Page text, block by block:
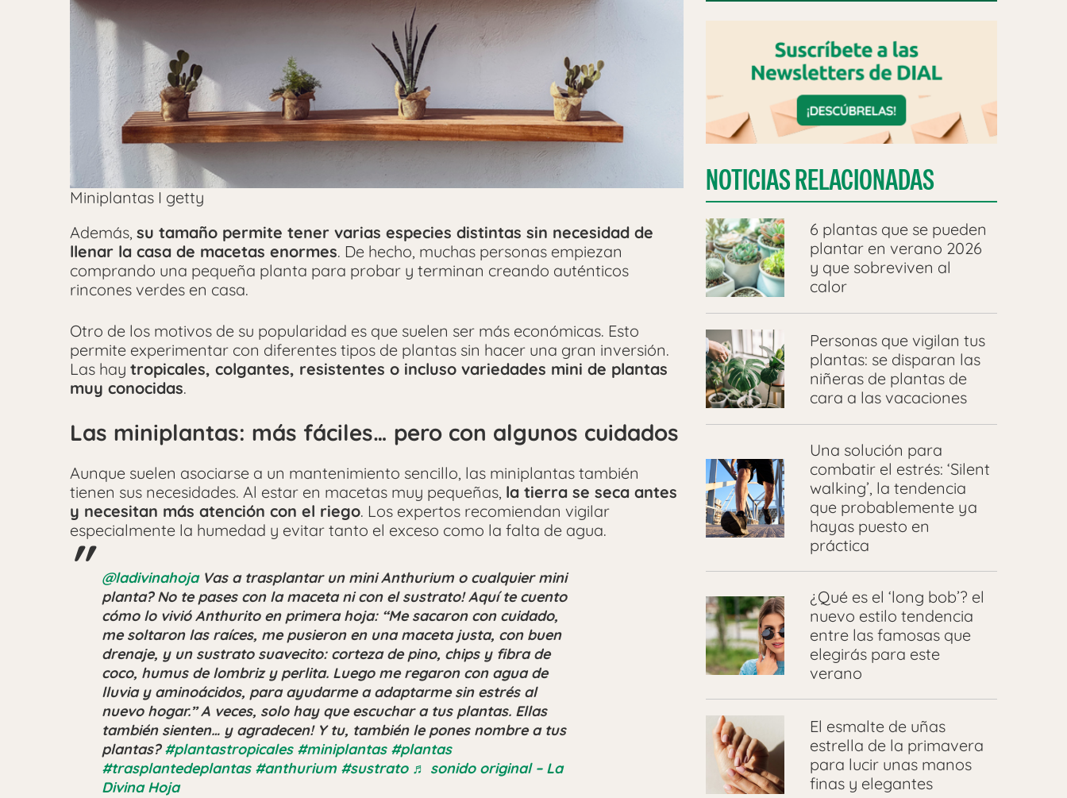
Miniplantas I getty
Además, su tamaño permite tener varias especies distintas sin necesidad de
llenar la casa de macetas enormes. De hecho, muchas personas empiezan
comprando una pequeña planta para probar y terminan creando auténticos
rincones verdes en casa.
Otro de los motivos de su popularidad es que suelen ser más económicas. Esto
permite experimentar con diferentes tipos de plantas sin hacer una gran inversión.
Las hay tropicales, colgantes, resistentes o incluso variedades mini de plantas
muy conocidas.
Las miniplantas: más fáciles… pero con algunos cuidados
Aunque suelen asociarse a un mantenimiento sencillo, las miniplantas también
tienen sus necesidades. Al estar en macetas muy pequeñas, la tierra se seca antes
y necesitan más atención con el riego. Los expertos recomiendan vigilar
especialmente la humedad y evitar tanto el exceso como la falta de agua.
@ladivinahojaVas a trasplantar un mini Anthurium o cualquier mini
planta? No te pases con la maceta ni con el sustrato! Aquí te cuento
cómo lo vivió Anthurito en primera hoja: “Me sacaron con cuidado,
me soltaron las raíces, me pusieron en una maceta justa, con buen
drenaje, y un sustrato suavecito: corteza de pino, chips y fibra de
coco, humus de lombriz y perlita. Luego me regaron con agua de
lluvia y aminoácidos, para ayudarme a adaptarme sin estrés al
nuevo hogar.” A veces, solo hay que escuchar a tus plantas. Ellas
también sienten… y agradecen! Y tu, también le pones nombre a tus
plantas?#plantastropicales #miniplantas #plantas
#trasplantedeplantas #anthurium #sustrato ♬ sonido original – La
Divina Hoja
NOTICIAS RELACIONADAS
6 plantas que se pueden
plantar en verano 2026
y que sobreviven al
calor
Personas que vigilan tus
plantas: se disparan las
niñeras de plantas de
cara a las vacaciones
Una solución para
combatir el estrés: ‘Silent
walking’, la tendencia
que probablemente ya
hayas puesto en
práctica
¿Qué es el ‘long bob’? el
nuevo estilo tendencia
entre las famosas que
elegirás para este
verano
El esmalte de uñas
estrella de la primavera
para lucir unas manos
finas y elegantes